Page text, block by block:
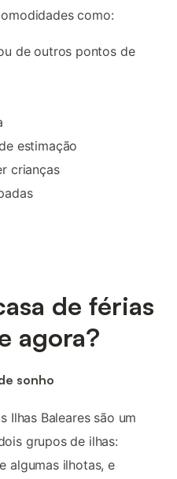
como:
de outros pontos de
estimação
crianças
de férias
agora?
sonho
Ilhas Baleares são um
grupos de ilhas:
algumas ilhotas, e